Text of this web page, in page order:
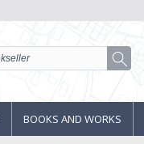
BOOKS AND WORKS